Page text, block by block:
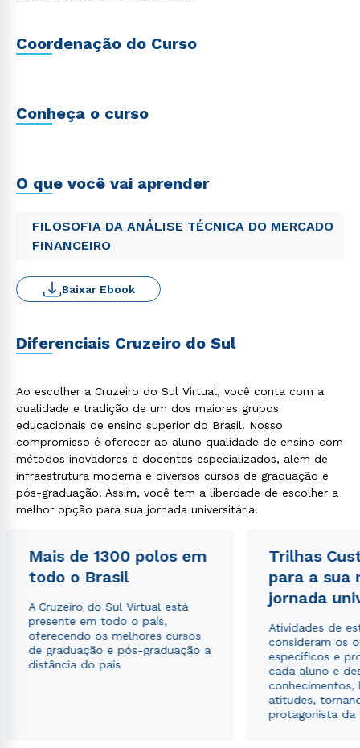
Coordenação do Curso
Conheça o curso
O que você vai aprender
FILOSOFIA DA ANÁLISE TÉCNICA DO MERCADO
FINANCEIRO
Baixar Ebook
Diferenciais Cruzeiro do Sul
Ao escolher a Cruzeiro do Sul Virtual, você conta com a
qualidade e tradição de um dos maiores grupos
educacionais de ensino superior do Brasil. Nosso
compromisso é oferecer ao aluno qualidade de ensino com
métodos inovadores e docentes especializados, além de
infraestrutura moderna e diversos cursos de graduação e
pós-graduação. Assim, você tem a liberdade de escolher a
melhor opção para sua jornada universitária.
Mais de 1300 polos em
todo o Brasil
A Cruzeiro do Sul Virtual está
presente em todo o país,
oferecendo os melhores cursos
de graduação e pós-graduação a
distância do país
Trilhas
para a sua
jornada
Atividades de
consideram os
específicos e
cada aluno e
conhecimentos,
atitudes,
protagonista da